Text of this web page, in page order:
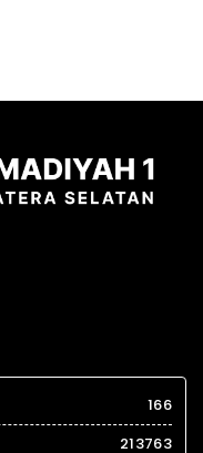
166
213763